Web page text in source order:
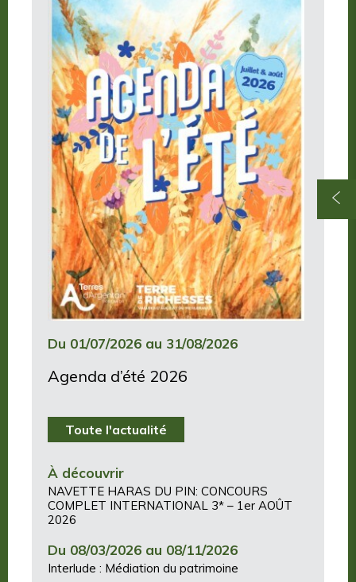
Du 01/07/2026 au 31/08/2026
Agenda d’été 2026
Toute l'actualité
À découvrir
NAVETTE HARAS DU PIN: CONCOURS
COMPLET INTERNATIONAL 3* – 1er AOÛT
2026
Du 08/03/2026 au 08/11/2026
Interlude : Médiation du patrimoine